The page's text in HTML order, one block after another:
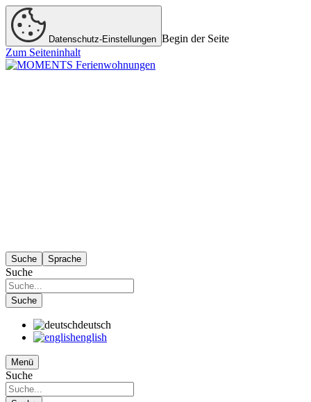
Datenschutz-Einstellungen Begin der Seite
Zum Seiteninhalt
Suche Sprache
Suche
Suche
deutsch
english
Menü
Suche